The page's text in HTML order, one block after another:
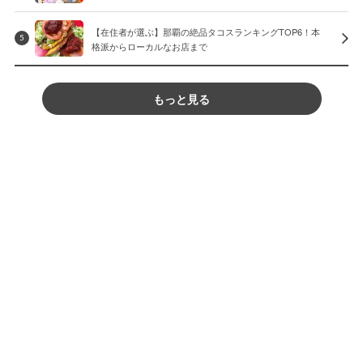
5
【在住者が選ぶ】那覇の絶品タコスランキングTOP6！本
格派からローカルなお店まで
もっと見る